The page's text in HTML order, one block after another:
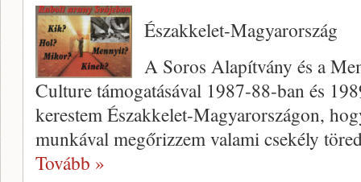
Északkelet-Magyarország
A Soros Alapítvány és a
Culture támogatásával 1987-88-ban és
kerestem Északkelet-Magyarországon,
munkával megőrizzem valami csekély
Tovább »